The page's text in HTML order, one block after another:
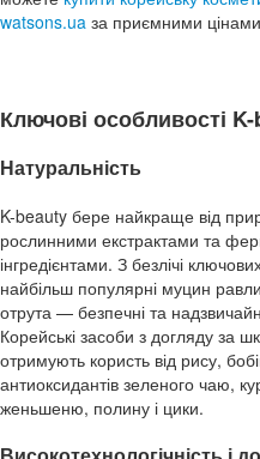
watsons.ua за приємними
Ключові особливості
Натуральність
K-beauty бере найкраще від
рослинними екстрактами та
інгредієнтами. З безлічі
найбільш популярні муцин
отрута — безпечні та
Корейські засоби з догляду за
отримують користь від рису,
антиоксидантів зеленого чаю,
женьшеню, полину і цики.